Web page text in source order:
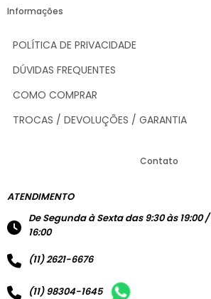
Informações
POLÍTICA DE PRIVACIDADE
DÚVIDAS FREQUENTES
COMO COMPRAR
TROCAS / DEVOLUÇÕES / GARANTIA
Contato
ATENDIMENTO
De Segunda à Sexta das 9:30 às 19:00
16:00
(11) 2621-6676
(11) 98304-1645